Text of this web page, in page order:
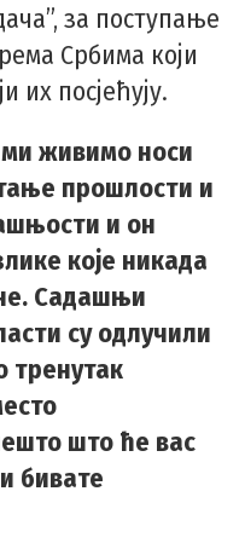
за поступање
Србима који
их посјећују.
ми живимо носи
прошлости и
и он
које никада
Садашњи
су одлучили
тренутак
што ће вас
бивате